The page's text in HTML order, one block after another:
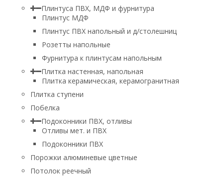
Плинтуса ПВХ, МДФ и фурнитура
Плинтус МДФ
Плинтус ПВХ напольный и д/столешниц
Розетты напольные
Фурнитура к плинтусам напольным
Плитка настенная, напольная
Плитка керамическая, керамогранитная
Плитка ступени
Побелка
Подоконники ПВХ, отливы
Отливы мет. и ПВХ
Подоконники ПВХ
Порожки алюминевые цветные
Потолок реечный